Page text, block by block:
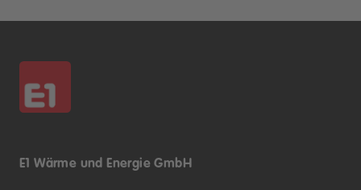
E1 Wärme und Energie GmbH